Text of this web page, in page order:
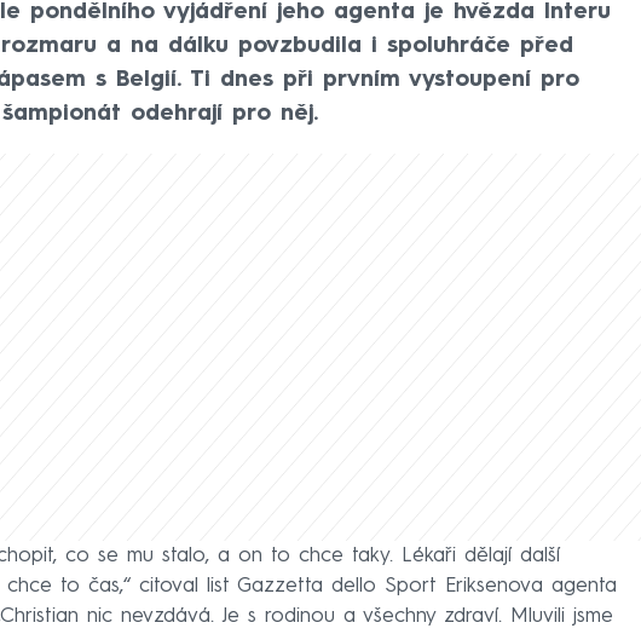
pondělního vyjádření jeho agenta je hvězda Interu
a na dálku povzbudila i spoluhráče před
s Belgií. Ti dnes při prvním vystoupení pro
odehrají pro něj.
co se mu stalo, a on to chce taky. Lékaři dělají další
to čas,“ citoval list Gazzetta dello Sport Eriksenova agenta
nic nevzdává. Je s rodinou a všechny zdraví. Mluvili jsme